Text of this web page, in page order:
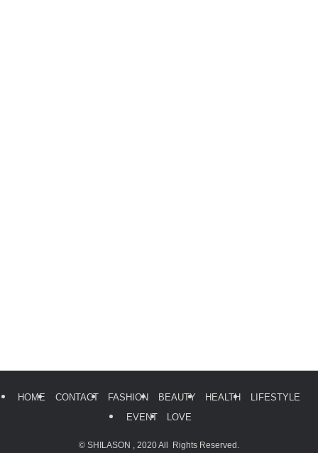
HOME CONTACT FASHION BEAUTY HEALTH
LIFESTYLE
EVENT
LOVE
© SHILASON , 2020 All Rights Reserved.